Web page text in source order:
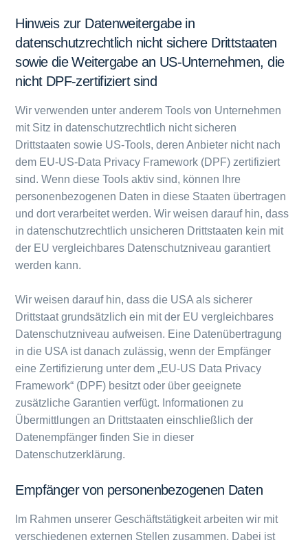
Hinweis zur Datenweitergabe in
datenschutzrechtlich nicht sichere Drittstaaten
sowie die Weitergabe an US-Unternehmen, die
nicht DPF-zertifiziert sind
Wir verwenden unter anderem Tools von Unternehmen
mit Sitz in datenschutzrechtlich nicht sicheren
Drittstaaten sowie US-Tools, deren Anbieter nicht nach
dem EU-US-Data Privacy Framework (DPF) zertifiziert
sind. Wenn diese Tools aktiv sind, können Ihre
personenbezogenen Daten in diese Staaten übertragen
und dort verarbeitet werden. Wir weisen darauf hin, dass
in datenschutzrechtlich unsicheren Drittstaaten kein mit
der EU vergleichbares Datenschutzniveau garantiert
werden kann.
Wir weisen darauf hin, dass die USA als sicherer
Drittstaat grundsätzlich ein mit der EU vergleichbares
Datenschutzniveau aufweisen. Eine Datenübertragung
in die USA ist danach zulässig, wenn der Empfänger
eine Zertifizierung unter dem „EU-US Data Privacy
Framework“ (DPF) besitzt oder über geeignete
zusätzliche Garantien verfügt. Informationen zu
Übermittlungen an Drittstaaten einschließlich der
Datenempfänger finden Sie in dieser
Datenschutzerklärung.
Empfänger von personenbezogenen Daten
Im Rahmen unserer Geschäftstätigkeit arbeiten wir mit
verschiedenen externen Stellen zusammen. Dabei ist